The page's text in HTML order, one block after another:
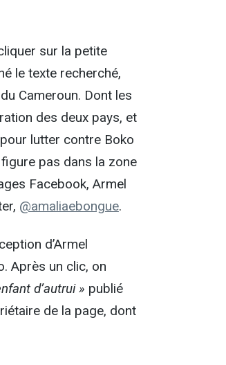
sur la petite
le texte recherché,
Cameroun. Dont les
des deux pays, et
lutter contre Boko
pas dans la zone
Facebook, Armel
@amaliaebongue.
d’Armel
Après un clic, on
d’autrui » publié
de la page, dont